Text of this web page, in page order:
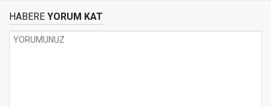
HABERE YORUM KAT